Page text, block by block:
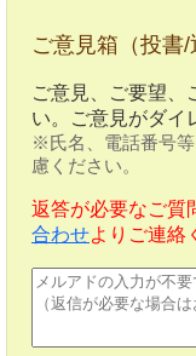
ご意見箱（投書/
ご意見、ご要望、
い。ご意見がダイ
※氏名、電話番号
慮ください。
返答が必要なご質
合わせよりご連絡